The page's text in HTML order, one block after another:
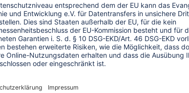
Zentrum steht die Sichtweise, dass
Dienstleister behandelt, sondern als
sollten. Danach ist CBT nicht nur eine
ein Weg sein, neu zu gestalten, wie der